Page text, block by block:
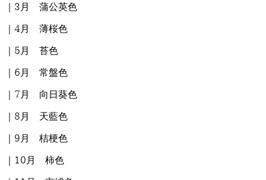
｜3月 蒲公英色
｜4月 薄桜色
｜5月 苔色
｜6月 常盤色
｜7月 向日葵色
｜8月 天藍色
｜9月 桔梗色
｜10月 柿色